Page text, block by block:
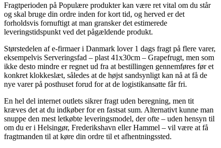
Fragtperioden på Populære produkter kan være ret vital om du står
og skal bruge din ordre inden for kort tid, og herved er det
forholdsvis fornuftigt at man gransker det estimerede
leveringstidspunkt ved det pågældende produkt.
Størstedelen af e-firmaer i Danmark lover 1 dags fragt på flere varer,
eksempelvis Serveringsfad – plast 41x30cm – Grapefrugt, men som
ikke desto mindre er regnet ud fra at bestillingen gennemføres før et
konkret klokkeslæt, således at de højst sandsynligt kan nå at få de
nye varer på posthuset forud for at de logistikansatte får fri.
En hel del internet outlets sikrer fragt uden beregning, men tit
kræves det at du indkøber for en fastsat sum. Alternativt kunne man
snuppe den mest letkøbte leveringsmodel, der ofte – uden hensyn til
om du er i Helsingør, Frederikshavn eller Hammel – vil være at få
fragtmanden til at køre din ordre til et afhentningssted.